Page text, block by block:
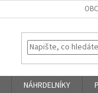
NÁHRDELNÍKY